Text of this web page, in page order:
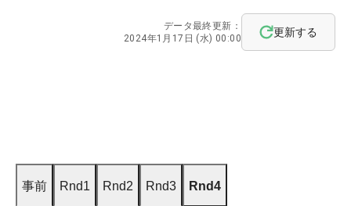
データ最終更新：
2024年1月17日 (水) 00:00
更新する
事前 Rnd1 Rnd2 Rnd3 Rnd4